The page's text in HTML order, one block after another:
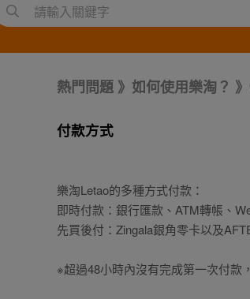
熱門問題 如何使用樂淘？
付款方式
樂淘Letao的多種方式付款：
即時付款：銀行匯款、ATM轉帳、
先買後付：Zingala銀角零卡以及
※超過48小時內沒有完成第一次付款